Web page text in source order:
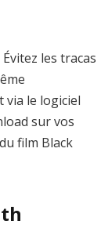
les tracas
via le logiciel
sur vos
film Black